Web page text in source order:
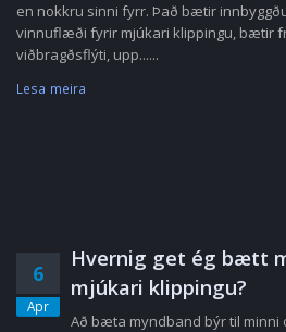
en nokkru sinni fyrr. Það bætir
vinnuflæði fyrir mjúkari klippingu, bætir
viðbragðsflýti, upp......
Lesa meira
6
Apr
Hvernig get ég bætt
mjúkari klippingu?
Að bæta myndband býr til